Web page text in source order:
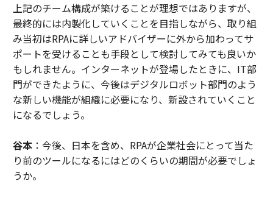
上記のチーム構成が築けることが理想ではありますが、
最終的には内製化していくことを目指しながら、取り組
み当初はRPAに詳しいアドバイザーに外から加わってサ
ポートを受けることも手段として検討してみても良いか
もしれません。インターネットが登場したときに、IT部
門ができたように、今後はデジタルロボット部門のよう
な新しい機能が組織に必要になり、新設されていくこと
になるでしょう。
谷本：今後、日本を含め、RPAが企業社会にとって当た
り前のツールになるにはどのくらいの期間が必要でしょ
うか。